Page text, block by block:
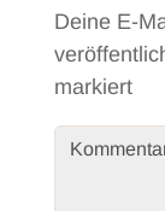
Deine E-
markiert